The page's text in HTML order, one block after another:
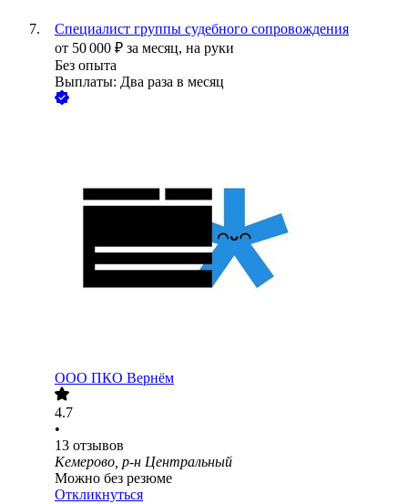
Специалист группы судебного сопровождения
от 50 000 ₽ за месяц, на руки
Без опыта
Выплаты: Два раза в месяц
ООО ПКО Вернём
4.7
•
13 отзывов
Кемерово, р-н Центральный
Можно без резюме
Откликнуться